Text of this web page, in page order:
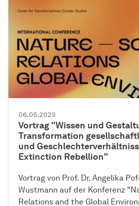
06.05.2023
Vortrag "Wissen und
Transformation
und
Extinction Rebellion"
Vortrag von Prof. Dr. Angelika
Wustmann auf der Konferenz
Relations and the Global